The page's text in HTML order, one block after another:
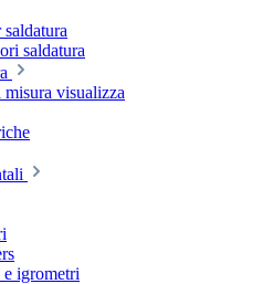
saldatura
misura visualizza
igrometri